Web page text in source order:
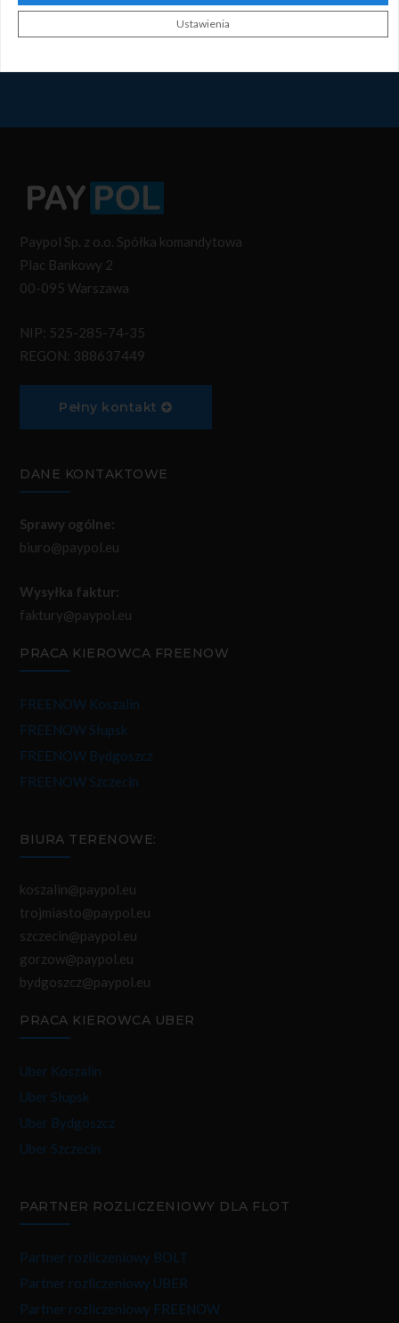
NAJLEPSZE APLIKACJE I SOLIDNY PARTNER
TO WARUNEK UDANEGO STARTU W TAXI-
Paypol Sp. z o.o. Spółka komandytowa
Plac Bankowy 2
00-095 Warszawa
NIP: 525-285-74-35
REGON: 388637449
Pełny kontakt
DANE KONTAKTOWE
Sprawy ogólne:
biuro@paypol.eu
Wysyłka faktur:
faktury@paypol.eu
PRACA KIEROWCA FREENOW
FREENOW Koszalin
FREENOW Słupsk
FREENOW Bydgoszcz
FREENOW Szczecin
BIURA TERENOWE:
koszalin@paypol.eu
trojmiasto@paypol.eu
szczecin@paypol.eu
gorzow@paypol.eu
bydgoszcz@paypol.eu
PRACA KIEROWCA UBER
Uber Koszalin
Uber Słupsk
Uber Bydgoszcz
Uber Szczecin
PARTNER ROZLICZENIOWY DLA FLOT
Partner rozliczeniowy BOLT
Partner rozliczeniowy UBER
Partner rozliczeniowy FREENOW
Ustawienia